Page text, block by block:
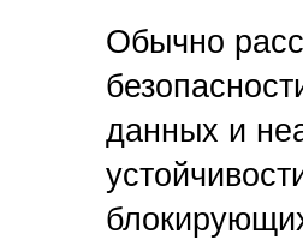
Обычно
данных и